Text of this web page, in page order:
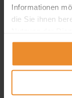
Informationen
die Sie ihnen
Neue Kempenerstr.
0800 5894 97829